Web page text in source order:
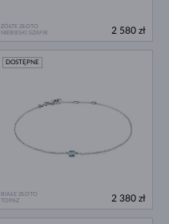
ŻÓŁTE ZŁOTO
NIEBIESKI SZAFIR
2 580 zł
BIAŁE ZŁOTO
TOPAZ
DOSTĘPNE
2 380 zł